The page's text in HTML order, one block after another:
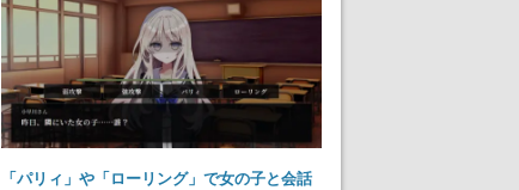
「パリィ」や「ローリング」で女の子と会話